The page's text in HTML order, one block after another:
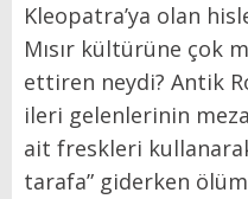
Kleopatra’ya olan
Mısır kültürüne çok
ettiren neydi? Antik
ileri gelenlerinin
ait freskleri
tarafa” giderken